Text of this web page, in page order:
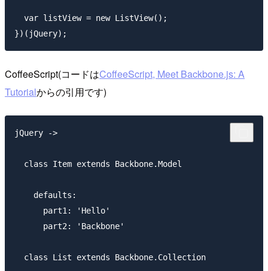
  var listView = new ListView();
CoffeeScript(コードはCoffeeScript, Meet Backbone.js: A
Tutorialからの引用です)
jQuery ->
  class Item extends Backbone.Model
    defaults:
      part1: 'Hello'
      part2: 'Backbone'
  class List extends Backbone.Collection